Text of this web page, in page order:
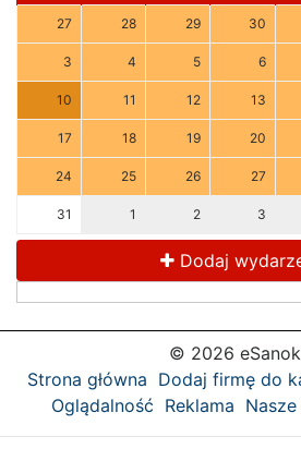
27 28 29 30
3 4 5 6
10 11 12 13
17 18 19 20
24 25 26 27
31 1 2 3
Dodaj
© 2026
Strona główna Dodaj firmę do
Oglądalność Reklama